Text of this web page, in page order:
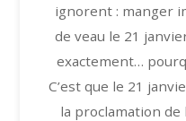
ignorent : manger
de veau le 21
exactement…
C’est que le 21
la proclamation